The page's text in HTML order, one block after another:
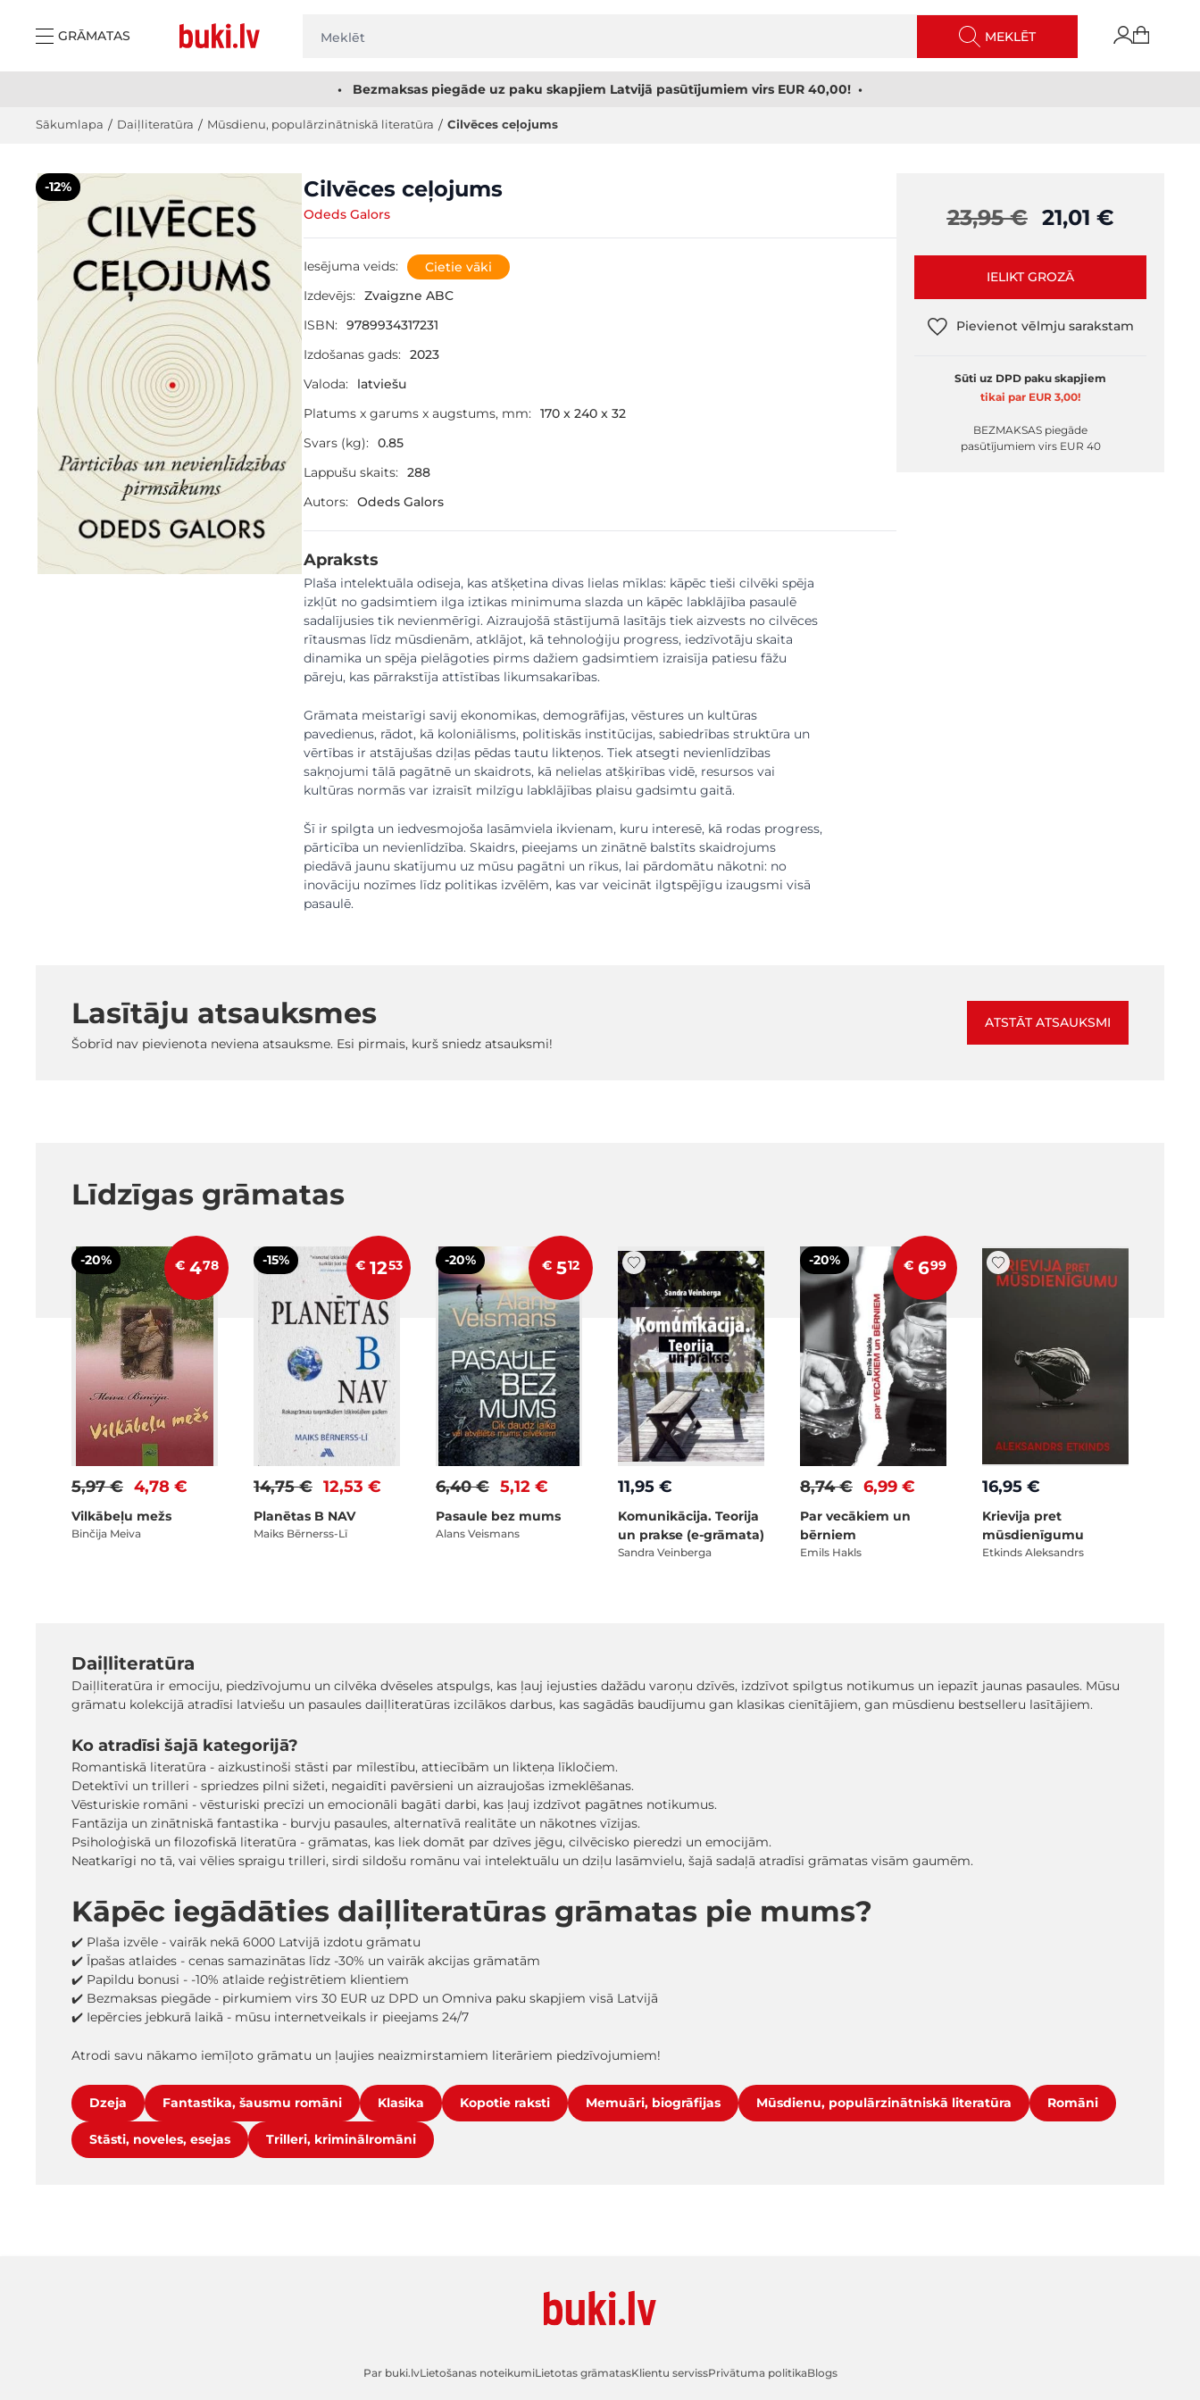
GRĀMATAS
MEKLĒT
• Bezmaksas piegāde uz paku skapjiem Latvijā pasūtījumiem virs EUR 40,00! •
Sākumlapa / Daiļliteratūra / Mūsdienu, populārzinātniskā literatūra / Cilvēces ceļojums
-12%
Main image
Click to view image in fullscreen Cilvēces ceļojums
Odeds Galors
Iesējuma veids:
Cietie vāki
Izdevējs:
Zvaigzne ABC
ISBN:
9789934317231
Izdošanas gads:
2023
Valoda:
latviešu
Platums x garums x augstums, mm:
170 x 240 x 32
Svars (kg):
0.85
Lappušu skaits:
288
Autors:
Odeds Galors
Apraksts
Plaša intelektuāla odiseja, kas atšķetina divas lielas mīklas: kāpēc tieši cilvēki spēja
izkļūt no gadsimtiem ilga iztikas minimuma slazda un kāpēc labklājība pasaulē
sadalījusies tik nevienmērīgi. Aizraujošā stāstījumā lasītājs tiek aizvests no cilvēces
rītausmas līdz mūsdienām, atklājot, kā tehnoloģiju progress, iedzīvotāju skaita
dinamika un spēja pielāgoties pirms dažiem gadsimtiem izraisīja patiesu fāžu
pāreju, kas pārrakstīja attīstības likumsakarības.
Grāmata meistarīgi savij ekonomikas, demogrāfijas, vēstures un kultūras
pavedienus, rādot, kā koloniālisms, politiskās institūcijas, sabiedrības struktūra un
vērtības ir atstājušas dziļas pēdas tautu likteņos. Tiek atsegti nevienlīdzības
sakņojumi tālā pagātnē un skaidrots, kā nelielas atšķirības vidē, resursos vai
kultūras normās var izraisīt milzīgu labklājības plaisu gadsimtu gaitā.
Šī ir spilgta un iedvesmojoša lasāmviela ikvienam, kuru interesē, kā rodas progress,
pārticība un nevienlīdzība. Skaidrs, pieejams un zinātnē balstīts skaidrojums
piedāvā jaunu skatījumu uz mūsu pagātni un rīkus, lai pārdomātu nākotni: no
inovāciju nozīmes līdz politikas izvēlēm, kas var veicināt ilgtspējīgu izaugsmi visā
pasaulē.
23,95 € 21,01 €
IELIKT GROZĀ
Pievienot vēlmju sarakstam
Sūti uz DPD paku skapjiem
tikai par EUR 3,00!
BEZMAKSAS piegāde
pasūtījumiem virs EUR 40
Lasītāju atsauksmes
Šobrīd nav pievienota neviena atsauksme. Esi pirmais, kurš sniedz atsauksmi!
ATSTĀT ATSAUKSMI
Līdzīgas grāmatas
-20% € 478
4,78 €
5,97 €
Vilkābeļu mežs
Binčija Meiva
-15% € 1253
12,53 €
14,75 €
Planētas B NAV
Maiks Bērnerss-Lī
-20% € 512
5,12 €
6,40 €
Pasaule bez mums
Alans Veismans
11,95 €
Komunikācija. Teorija
un prakse (e-grāmata)
Sandra Veinberga
-20% € 699
6,99 €
8,74 €
Par vecākiem un
bērniem
Emils Hakls
16,95 €
Krievija pret
mūsdienīgumu
Etkinds Aleksandrs
Daiļliteratūra
Daiļliteratūra ir emociju, piedzīvojumu un cilvēka dvēseles atspulgs, kas ļauj iejusties dažādu varoņu dzīvēs, izdzīvot spilgtus notikumus un iepazīt jaunas pasaules. Mūsu
grāmatu kolekcijā atradīsi latviešu un pasaules daiļliteratūras izcilākos darbus, kas sagādās baudījumu gan klasikas cienītājiem, gan mūsdienu bestselleru lasītājiem.
Ko atradīsi šajā kategorijā?
Romantiskā literatūra - aizkustinoši stāsti par mīlestību, attiecībām un likteņa līkločiem.
Detektīvi un trilleri - spriedzes pilni sižeti, negaidīti pavērsieni un aizraujošas izmeklēšanas.
Vēsturiskie romāni - vēsturiski precīzi un emocionāli bagāti darbi, kas ļauj izdzīvot pagātnes notikumus.
Fantāzija un zinātniskā fantastika - burvju pasaules, alternatīvā realitāte un nākotnes vīzijas.
Psiholoģiskā un filozofiskā literatūra - grāmatas, kas liek domāt par dzīves jēgu, cilvēcisko pieredzi un emocijām.
Neatkarīgi no tā, vai vēlies spraigu trilleri, sirdi sildošu romānu vai intelektuālu un dziļu lasāmvielu, šajā sadaļā atradīsi grāmatas visām gaumēm.
Kāpēc iegādāties daiļliteratūras grāmatas pie mums?
✔️ Plaša izvēle - vairāk nekā 6000 Latvijā izdotu grāmatu
✔️ Īpašas atlaides - cenas samazinātas līdz -30% un vairāk akcijas grāmatām
✔️ Papildu bonusi - -10% atlaide reģistrētiem klientiem
✔️ Bezmaksas piegāde - pirkumiem virs 30 EUR uz DPD un Omniva paku skapjiem visā Latvijā
✔️ Iepērcies jebkurā laikā - mūsu internetveikals ir pieejams 24/7
Atrodi savu nākamo iemīļoto grāmatu un ļaujies neaizmirstamiem literāriem piedzīvojumiem!
Dzeja Fantastika, šausmu romāni Klasika Kopotie raksti Memuāri, biogrāfijas Mūsdienu, populārzinātniskā literatūra Romāni
Stāsti, noveles, esejas Trilleri, kriminālromāni
Par buki.lvLietošanas noteikumiLietotas grāmatasKlientu servissPrivātuma politikaBlogs